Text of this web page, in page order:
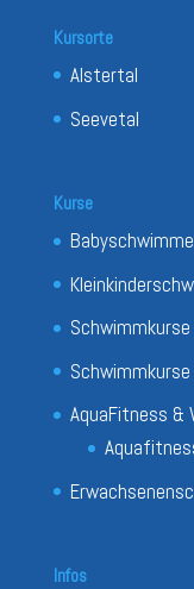
Kursorte
Alstertal
Seevetal
Kurse
AquaFitness &
Infos